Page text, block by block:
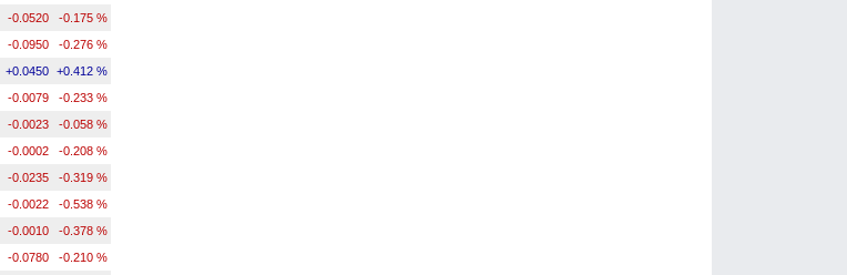
-0.0520 -0.175 %
-0.0950 -0.276 %
+0.0450 +0.412 %
-0.0079 -0.233 %
-0.0023 -0.058 %
-0.0002 -0.208 %
-0.0235 -0.319 %
-0.0022 -0.538 %
-0.0010 -0.378 %
-0.0780 -0.210 %